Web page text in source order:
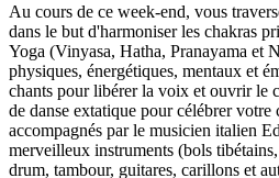
Au cours de ce week-end, vous
dans le but d'harmoniser les chakras
Yoga (Vinyasa, Hatha, Pranayama et
physiques, énergétiques, mentaux et
chants pour libérer la voix et ouvrir le
de danse extatique pour célébrer votre
accompagnés par le musicien italien
merveilleux instruments (bols
drum, tambour, guitares, carillons et